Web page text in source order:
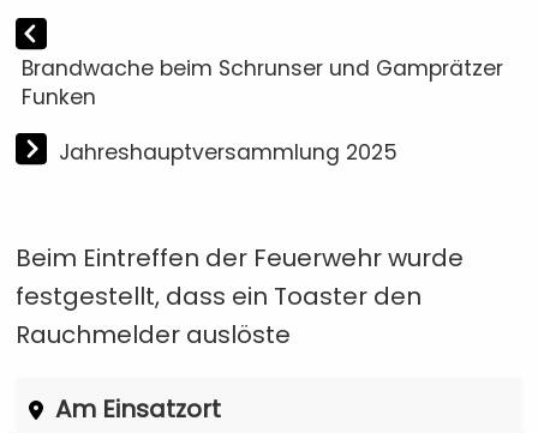
Brandwache beim Schrunser und Gamprätzer
Funken
Jahreshauptversammlung 2025
Beim Eintreffen der Feuerwehr wurde
festgestellt, dass ein Toaster den
Rauchmelder auslöste
Am Einsatzort